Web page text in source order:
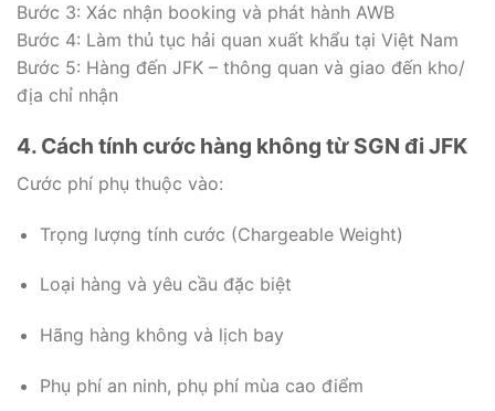
Bước 3: Xác nhận booking và phát hành AWB
Bước 4: Làm thủ tục hải quan xuất khẩu tại Việt Nam
Bước 5: Hàng đến JFK – thông quan và giao đến kho/
địa chỉ nhận
4. Cách tính cước hàng không từ SGN đi JFK
Cước phí phụ thuộc vào:
Trọng lượng tính cước (Chargeable Weight)
Loại hàng và yêu cầu đặc biệt
Hãng hàng không và lịch bay
Phụ phí an ninh, phụ phí mùa cao điểm